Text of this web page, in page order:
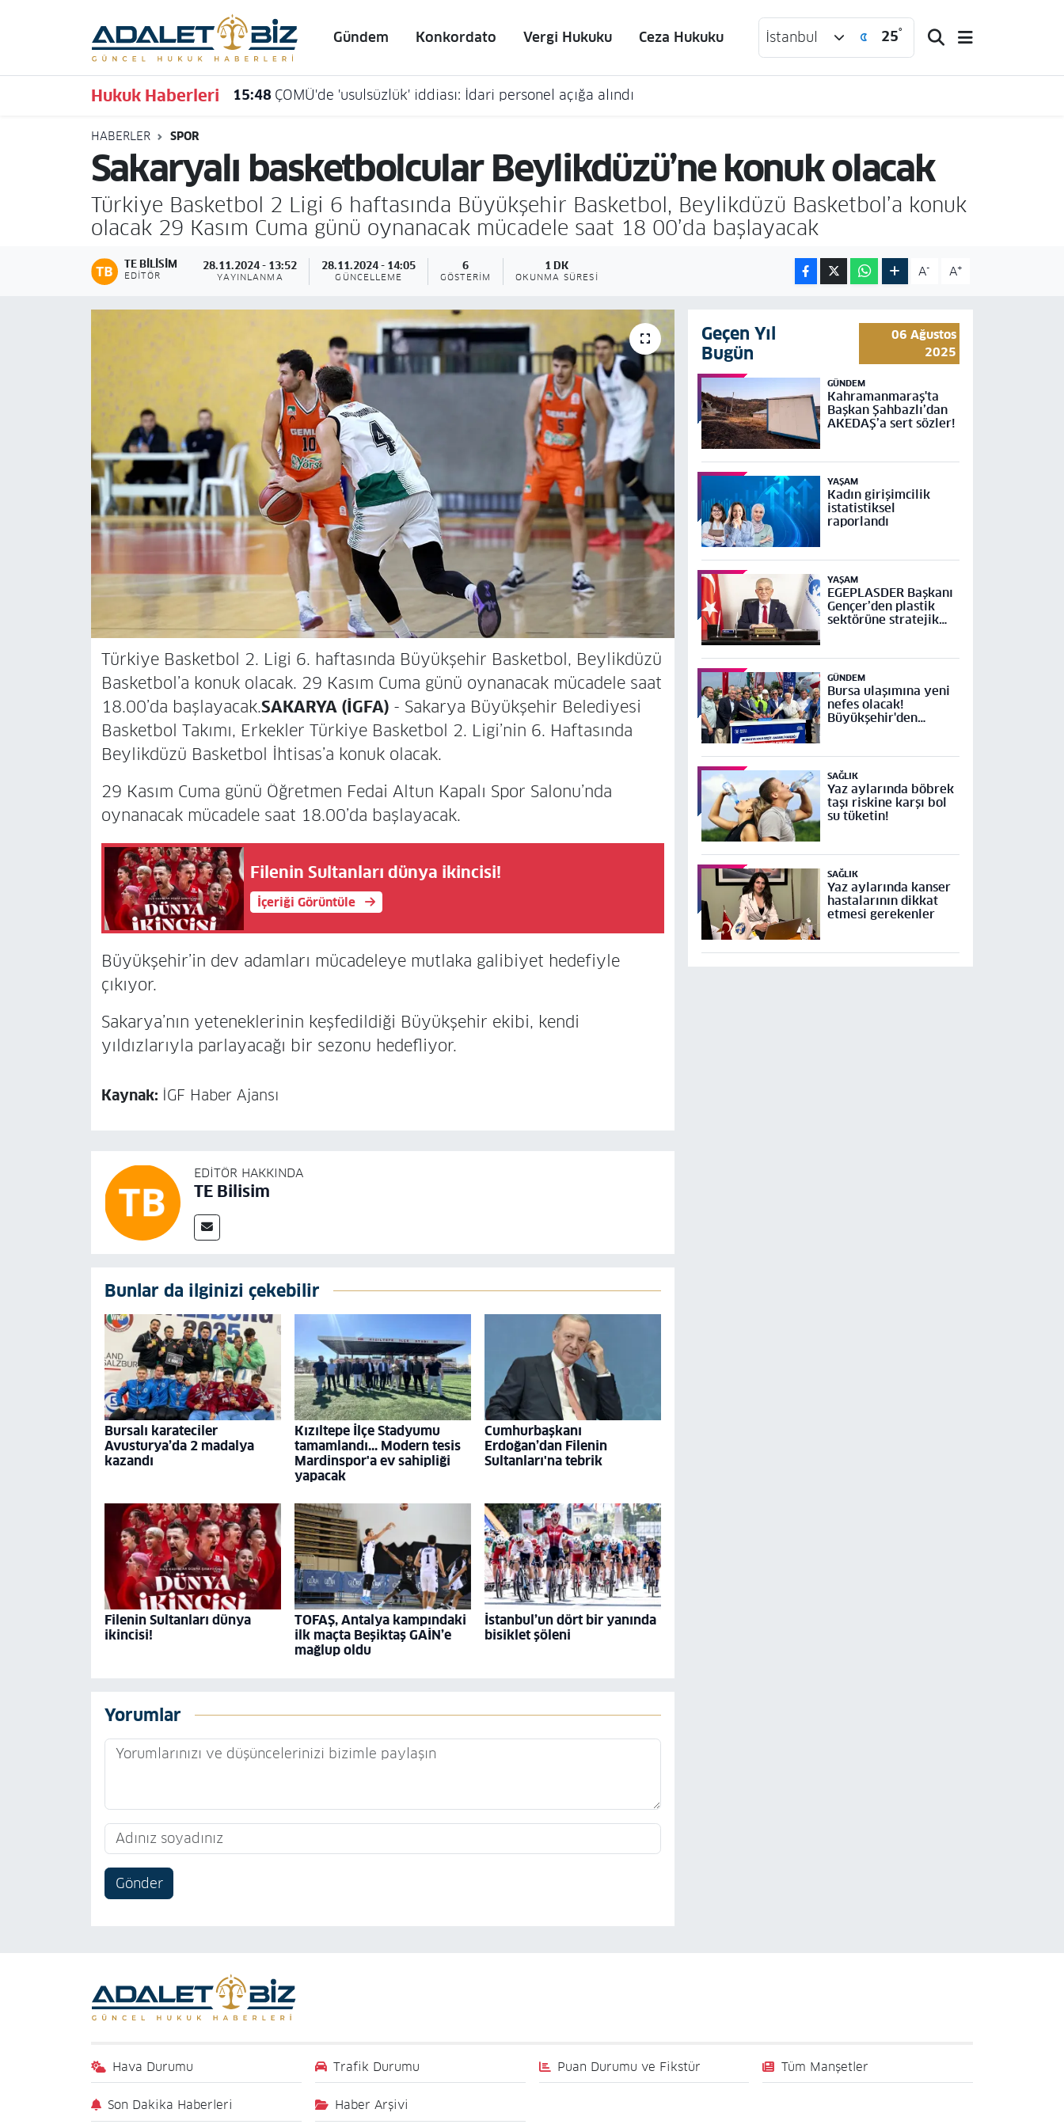
Gündem Konkordato Vergi Hukuku Ceza Hukuku İstanbul 25°
Hukuk Haberleri 15:48 ÇOMÜ'de 'usulsüzlük' iddiası: İdari personel açığa alındı
HABERLER SPOR
Sakaryalı basketbolcular Beylikdüzü’ne konuk olacak
Türkiye Basketbol 2 Ligi 6 haftasında Büyükşehir Basketbol, Beylikdüzü Basketbol’a konuk
olacak 29 Kasım Cuma günü oynanacak mücadele saat 18 00’da başlayacak
TE BILISIM
EDITÖR
28.11.2024 - 13:52
YAYINLANMA
28.11.2024 - 14:05
GÜNCELLEME
6
GÖSTERIM
1 DK
OKUNMA SÜRESI A- A+
Türkiye Basketbol 2. Ligi 6. haftasında Büyükşehir Basketbol, Beylikdüzü
Basketbol’a konuk olacak. 29 Kasım Cuma günü oynanacak mücadele saat
18.00’da başlayacak.SAKARYA (İGFA) - Sakarya Büyükşehir Belediyesi
Basketbol Takımı, Erkekler Türkiye Basketbol 2. Ligi’nin 6. Haftasında
Beylikdüzü Basketbol İhtisas’a konuk olacak.
29 Kasım Cuma günü Öğretmen Fedai Altun Kapalı Spor Salonu’nda
oynanacak mücadele saat 18.00’da başlayacak.
Filenin Sultanları dünya ikincisi!
İçeriği Görüntüle
Büyükşehir’in dev adamları mücadeleye mutlaka galibiyet hedefiyle
çıkıyor.
Sakarya’nın yeteneklerinin keşfedildiği Büyükşehir ekibi, kendi
yıldızlarıyla parlayacağı bir sezonu hedefliyor.
Kaynak: İGF Haber Ajansı
EDITÖR HAKKINDA
TE Bilisim
Bunlar da ilginizi çekebilir
Bursalı karateciler
Avusturya’da 2 madalya
kazandı
Kızıltepe İlçe Stadyumu
tamamlandı... Modern tesis
Mardinspor'a ev sahipliği
yapacak
Cumhurbaşkanı
Erdoğan’dan Filenin
Sultanları'na tebrik
Filenin Sultanları dünya
ikincisi!
TOFAŞ, Antalya kampındaki
ilk maçta Beşiktaş GAİN’e
mağlup oldu
İstanbul’un dört bir yanında
bisiklet şöleni
Yorumlar
Gönder
Geçen Yıl
Bugün
06 Ağustos
2025
GÜNDEM
Kahramanmaraş'ta
Başkan Şahbazlı’dan
AKEDAŞ’a sert sözler!
YAŞAM
Kadın girişimcilik
istatistiksel
raporlandı
YAŞAM
EGEPLASDER Başkanı
Gençer’den plastik
sektörüne stratejik
GÜNDEM
Bursa ulaşımına yeni
nefes olacak!
Büyükşehir'den
Projesi’ne temel
SAĞLIK
Yaz aylarında böbrek
taşı riskine karşı bol
su tüketin!
SAĞLIK
Yaz aylarında kanser
hastalarının dikkat
etmesi gerekenler
Hava Durumu Trafik Durumu Puan Durumu ve Fikstür Tüm Manşetler
Son Dakika Haberleri Haber Arşivi
Hava Durumu
Trafik Durumu
Süper Lig Puan Durumu ve Fikstür
Tüm Manşetler
Son Dakika Haberleri
Haber Arşivi